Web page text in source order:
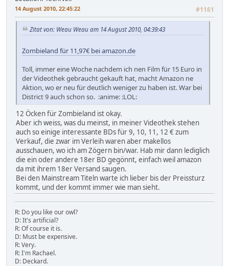
14 August 2010, 22:45:22 #1161
Zitat von: Weau Weau am 14 August 2010, 04:39:43
Zombieland für 11,97€ bei amazon.de
Toll, immer eine Woche nachdem ich nen Film für 15 Euro in
der Videothek gebraucht gekauft hat, macht Amazon ne
Aktion, wo er neu für deutlich weniger zu haben ist. War bei
District 9 auch schon so. :anime: :LOL:
12 Öcken für Zombieland ist okay.
Aber ich weiss, was du meinst, in meiner Videothek stehen
auch so einige interessante BDs für 9, 10, 11, 12 € zum
Verkauf, die zwar im Verleih waren aber makellos
ausschauen, wo ich am Zögern bin/war. Hab mir dann lediglich
die ein oder andere 18er BD gegönnt, einfach weil amazon
da mit ihrem 18er Versand saugen.
Bei den Mainstream Titeln warte ich lieber bis der Preissturz
kommt, und der kommt immer wie man sieht.
R: Do you like our owl?
D: It's artificial?
R: Of course it is.
D: Must be expensive.
R: Very.
R: I'm Rachael.
D: Deckard.